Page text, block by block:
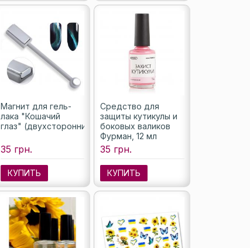
Магнит для гель-
лака "Кошачий
глаз" (двухсторонний)
35 грн.
КУПИТЬ
Средство для
защиты кутикулы и
боковых валиков
Фурман, 12 мл
35 грн.
КУПИТЬ